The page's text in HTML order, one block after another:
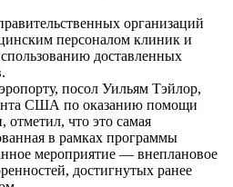
организаций
персоналом клиник и
доставленных
посол Уильям Тэйлор,
США по оказанию помощи
что это самая
в рамках программы
мероприятие — внеплановое
достигнутых ранее